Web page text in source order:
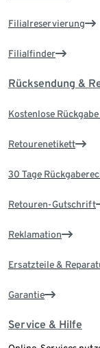
Filialreservierung
Filialfinder
Rücksendung &
Kostenlose
Retourenetikett
30 Tage
Retouren-Gutschrift
Reklamation
Ersatzteile &
Garantie
Service & Hilfe